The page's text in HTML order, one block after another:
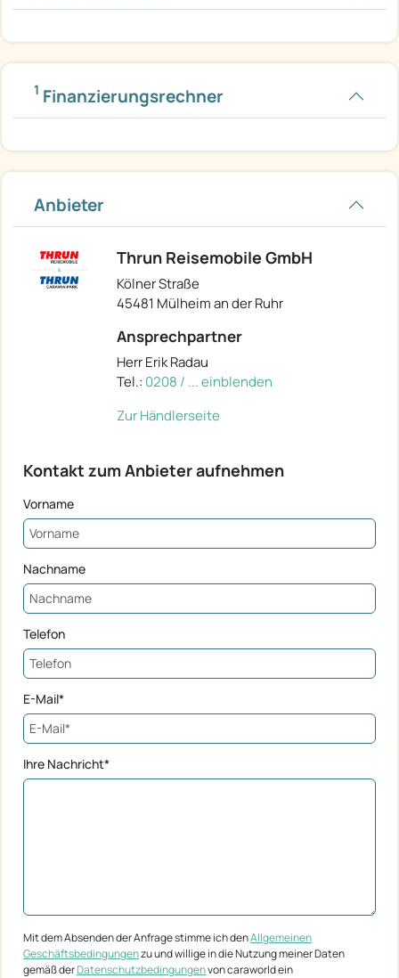
1 Finanzierungsrechner
Anbieter
Thrun Reisemobile GmbH
Kölner Straße
45481 Mülheim an der Ruhr
Ansprechpartner
Herr Erik Radau
Tel.: 0208 / ... einblenden
Zur Händlerseite
Kontakt zum Anbieter aufnehmen
Vorname
Nachname
Telefon
E-Mail*
Ihre Nachricht*
Mit dem Absenden der Anfrage stimme ich denAllgemeinen
Geschäftsbedingungenzu und willige in die Nutzung meiner Daten
gemäß derDatenschutzbedingungenvon caraworld ein